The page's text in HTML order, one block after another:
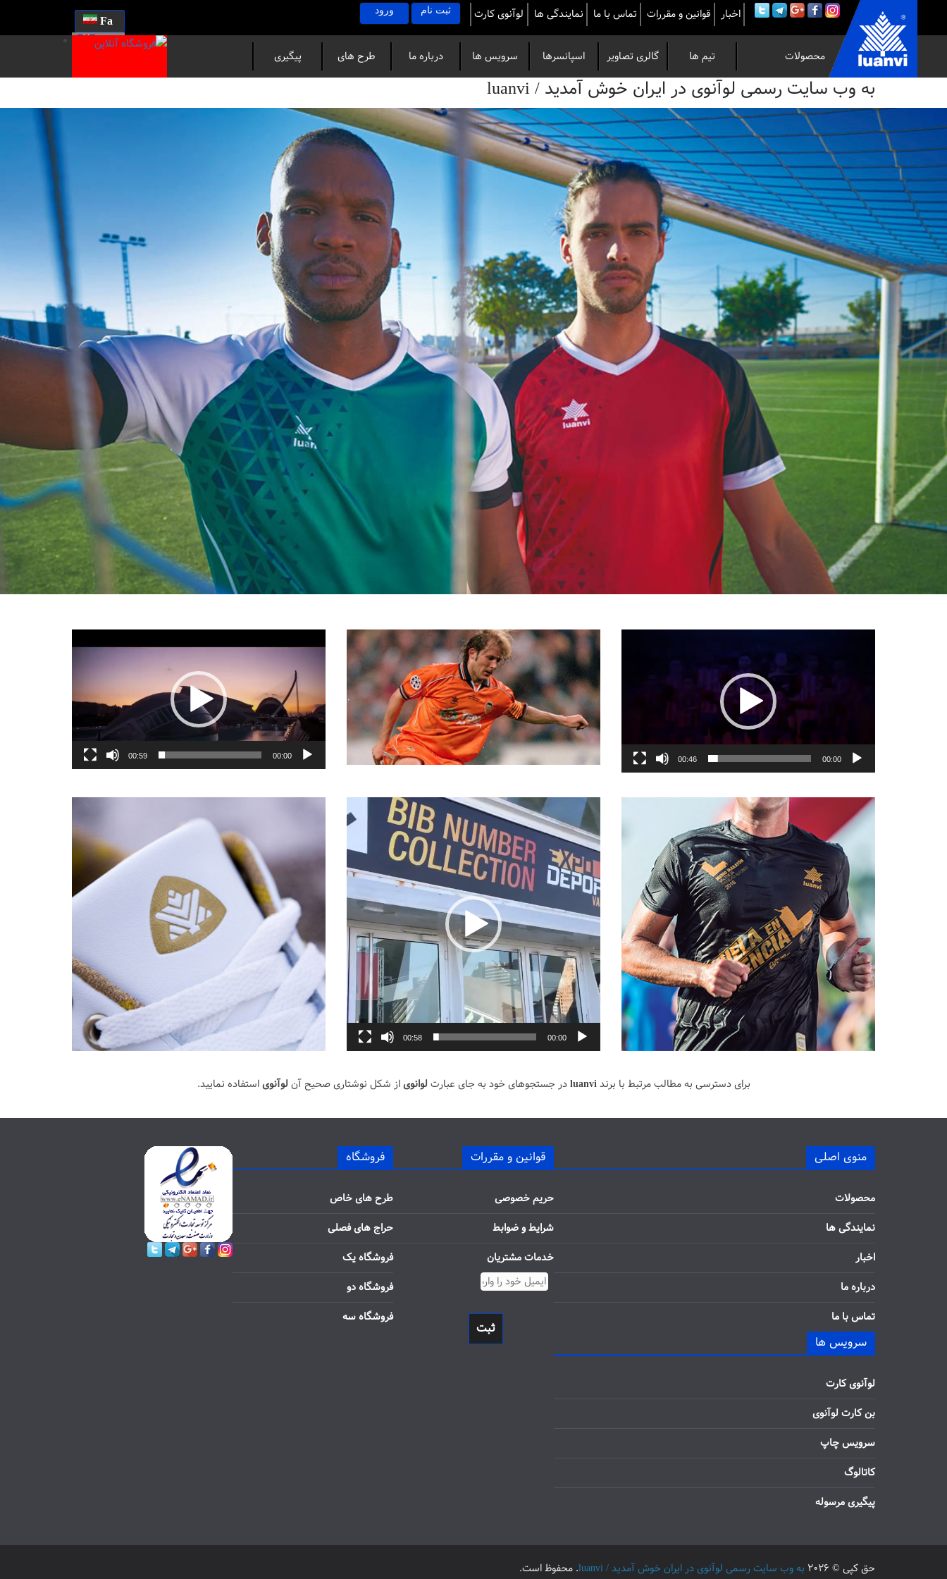
Fa
En
به
وب
سایت
رسمی
لوآنوی
در
ایران
خوش
آمدید
/
luanvi
اخبار قوانین و مقررات تماس با ما نمایندگی ها لوآنوی کارت ثبت نام ورود
محصولات تیم ها گالری تصاویر اسپانسرها سرویس ها درباره ما
طرح های
پیگیری
به وب سایت رسمی لوآنوی در ایران خوش آمدید / luanvi
00:00
00:59 00:00
00:46
نمایشگر
ویدیو
00:00
00:58
برای دسترسی به مطالب مرتبط با برندluanviدر جستجوهای خود به جای عبارت لوانویاز شکل نوشتاری صحیح آن لوآنویاستفاده نمایید.
منوی اصلی
محصولات
نمایندگی ها
اخبار
درباره ما
تماس با ما
سرویس ها
لوآنوی کارت
بن کارت لوآنوی
سرویس چاپ
کاتالوگ
پیگیری مرسوله
قوانین و مقررات
حریم خصوصی
شرایط و ضوابط
خدمات مشتریان
ثبت
فروشگاه
طرح های خاص
حراج های فصلی
فروشگاه یک
فروشگاه دو
فروشگاه سه
حق کپی © 2026 به وب سایت رسمی لوآنوی در ایران خوش آمدید / luanvi
. محفوظ است.